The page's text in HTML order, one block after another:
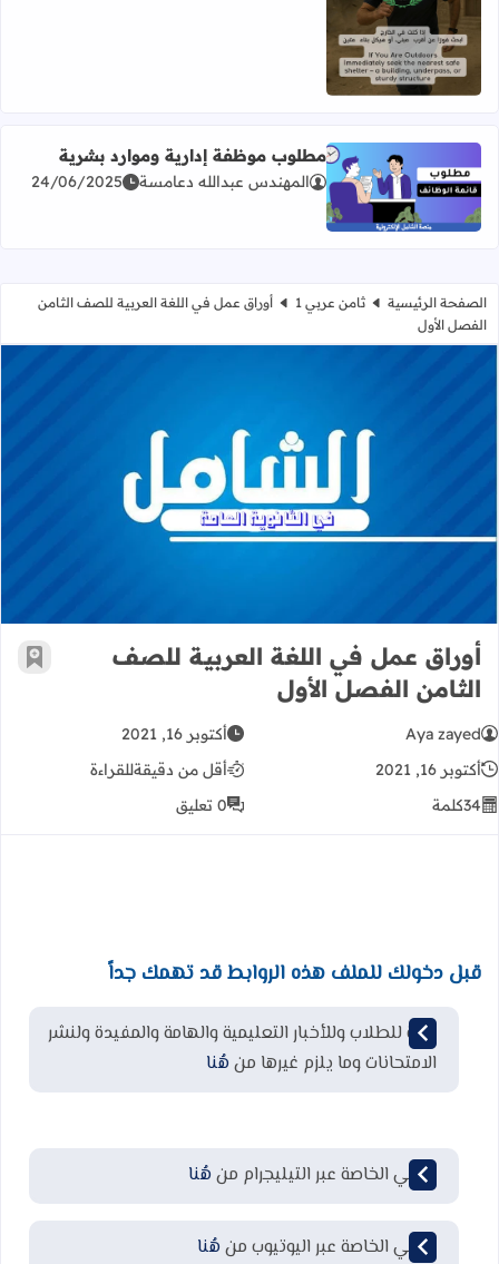
اقرأ المزيد عن تعليمات هامة من الدفاع المدني الفلسطيني
اقرأ المزيد عن مطلوب موظفة إدارية وموارد بشرية
مطلوب موظفة إدارية وموارد بشرية
المهندس عبدالله دعامسة 24/06/2025
الصفحة الرئيسية ثامن عربي 1
أوراق عمل في اللغة العربية للصف الثامن
الفصل الأول
أوراق عمل في اللغة العربية للصف
أوراق عمل في اللغة العربية للصف
الثامن الفصل الأول
أضف
Aya zayed
أكتوبر 16, 2021
أكتوبر 16, 2021
أقل من دقيقةللقراءة
34كلمة 0 تعليق
قبل دخولك للملف هذه الروابط قد تهمك جداً
قناة للطلاب وللأخبار التعليمية والهامة والمفيدة ولنشر
الامتحانات وما يلزم غيرها من هُنا
قناتي الخاصة عبر التيليجرام من هُنا
قناتي الخاصة عبر اليوتيوب من هُنا